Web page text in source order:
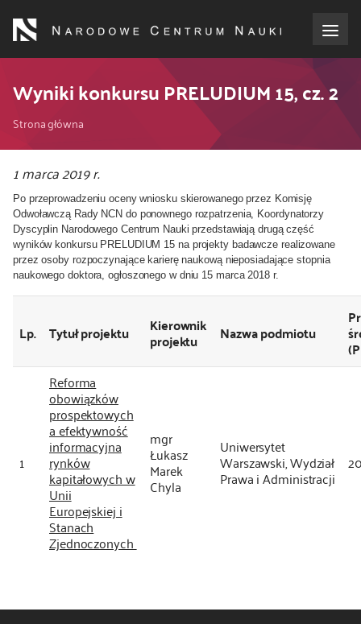
treści
dla wnioskodawców
dla realizujących projekty
dla ekspertów
efekty NCN
współpraca międzynarodowa
nagroda NCN
kontakt
Wyniki konkursu PRELUDIUM 15, cz. 2
Ścieżka
nawigacyjna
Strona główna
1 marca 2019 r.
Po przeprowadzeniu oceny wniosku skierowanego przez Komisję
Odwoławczą Rady NCN do ponownego rozpatrzenia, Koordynatorzy
Dyscyplin Narodowego Centrum Nauki przedstawiają drugą część
wyników konkursu PRELUDIUM 15 na projekty badawcze realizowane
przez osoby rozpoczynające karierę naukową nieposiadające stopnia
naukowego doktora,ogłoszonego w dniu 15 marca 2018 r.
Lp. Tytuł projektu Kierownik
projektu Nazwa podmiotu
1
Reforma
obowiązków
prospektowych
a efektywność
informacyjna
rynków
kapitałowych w
Unii
Europejskiej i
Stanach
Zjednoczonych
mgr
Łukasz
Marek
Chyla
Uniwersytet
Warszawski, Wydział
Prawa i Administracji